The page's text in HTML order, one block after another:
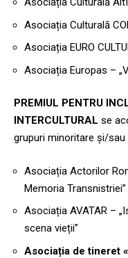
Asociația Culturală
Asociația EURO
Asociația Europas –
PREMIUL PENTRU
INTERCULTURAL se
grupuri minoritare și/
Asociația Actorilor
Memoria Transnistriei”
Asociația AVATAR –
scena vieții”
Asociația de tineret